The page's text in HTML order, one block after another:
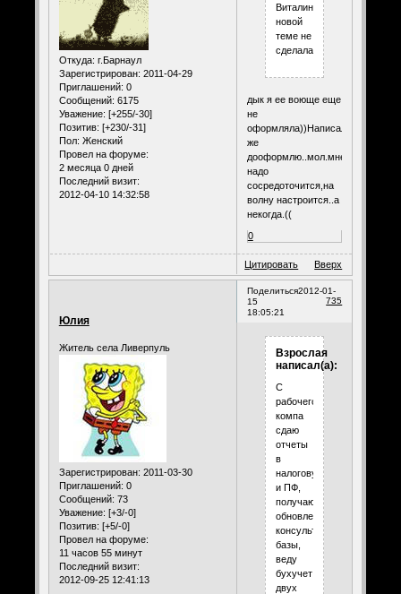
Откуда: г.Барнаул
Зарегистрирован: 2011-04-29
Приглашений: 0
Сообщений: 6175
Уважение: [+255/-30]
Позитив: [+230/-31]
Пол: Женский
Провел на форуме:
2 месяца 0 дней
Последний визит:
2012-04-10 14:32:58
Виталиной
новой
теме не
сделала
дык я ее воюще еще
не
оформляла))Написала
же
дооформлю..мол.мне
надо
сосредоточится,на
волну настроится..а
некогда.((
0
Цитировать Вверх
Поделиться
735
2012-01-
15
18:05:21
Юлия
Житель села Ливерпуль
Зарегистрирован: 2011-03-30
Приглашений: 0
Сообщений: 73
Уважение: [+3/-0]
Позитив: [+5/-0]
Провел на форуме:
11 часов 55 минут
Последний визит:
2012-09-25 12:41:13
Взрослая
написал(а):
С
рабочего
компа
сдаю
отчеты
в
налоговую
и ПФ,
получаю
обновление
консультационной
базы,
веду
бухучет
двух